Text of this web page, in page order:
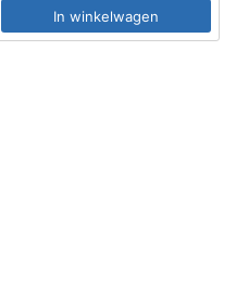
In winkelwagen